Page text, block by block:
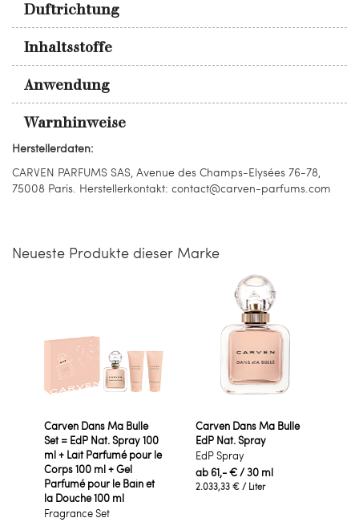
Duftrichtung
Inhaltsstoffe
Anwendung
Warnhinweise
Herstellerdaten:
CARVEN PARFUMS SAS, Avenue des Champs-Elysées 76-78,
75008 Paris. Herstellerkontakt: contact@carven-parfums.com
Neueste Produkte dieser Marke
Carven Dans Ma Bulle
Set = EdP Nat. Spray 100
ml + Lait Parfumé pour le
Corps 100 ml + Gel
Parfumé pour le Bain et
la Douche 100 ml
Fragrance Set
Carven Dans Ma Bulle
EdP Nat. Spray
EdP Spray
ab 61,- €/ 30 ml
2.033,33 € / Liter